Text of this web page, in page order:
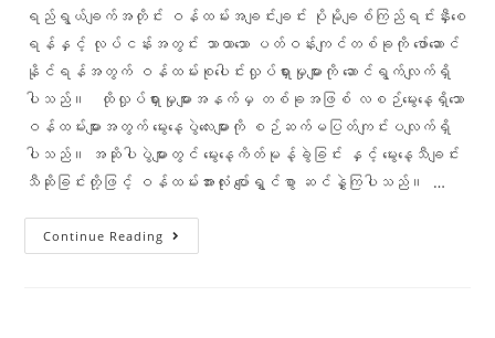
ရည်ရွယ်ချက်အတိုင်း ဝန်ထမ်းအချင်းချင်း ပိုမိုချစ်ကြည်ရင်းနှီးစေ
ရန်နှင့် လုပ်ငန်းအတွင်း သာယာသော ပတ်ဝန်းကျင်တစ်ခုကို ဖော်ဆောင်
နိုင်ရန်အတွက် ဝန်ထမ်းစုပေါင်းလှုပ်ရှားမှုများကို ဆောင်ရွက်လျက်ရှိ
ပါသည်။ ထိုလှုပ်ရှားမှုများအနက်မှ တစ်ခုအဖြစ် လစဉ်မွေးနေ့ရှိသော
ဝန်ထမ်းများအတွက် မွေးနေ့ပွဲလေးများကို စဉ်ဆက်မပြတ်ကျင်းပလျက်ရှိ
ပါသည်။ အဆိုပါပွဲများတွင် မွေးနေ့ကိတ်မုန့်ခွဲခြင်း နှင့် မွေးနေ့သီချင်း
သီဆိုခြင်းတို့ဖြင့် ဝန်ထမ်းအားလုံး ပျော်ရွှင်စွာ ဆင်နွှဲကြပါသည်။ …
Continue Reading